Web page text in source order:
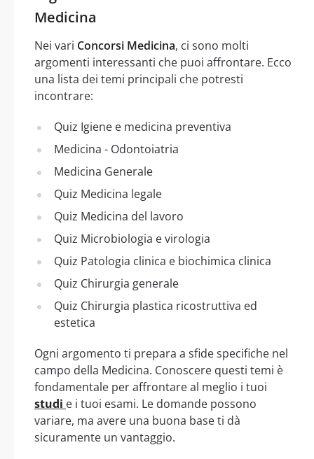
Medicina
Nei vari Concorsi Medicina, ci sono molti
argomenti interessanti che puoi affrontare. Ecco
una lista dei temi principali che potresti
incontrare:
Quiz Igiene e medicina preventiva
Medicina - Odontoiatria
Medicina Generale
Quiz Medicina legale
Quiz Medicina del lavoro
Quiz Microbiologia e virologia
Quiz Patologia clinica e biochimica clinica
Quiz Chirurgia generale
Quiz Chirurgia plastica ricostruttiva ed
estetica
Ogni argomento ti prepara a sfide specifiche nel
campo della Medicina. Conoscere questi temi è
fondamentale per affrontare al meglio i tuoi
studi e i tuoi esami. Le domande possono
variare, ma avere una buona base ti dà
sicuramente un vantaggio.